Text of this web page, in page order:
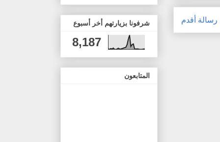
رسالة أقدم شرفونا بزيارتهم أخر أسبوع
8,187
المتابعون